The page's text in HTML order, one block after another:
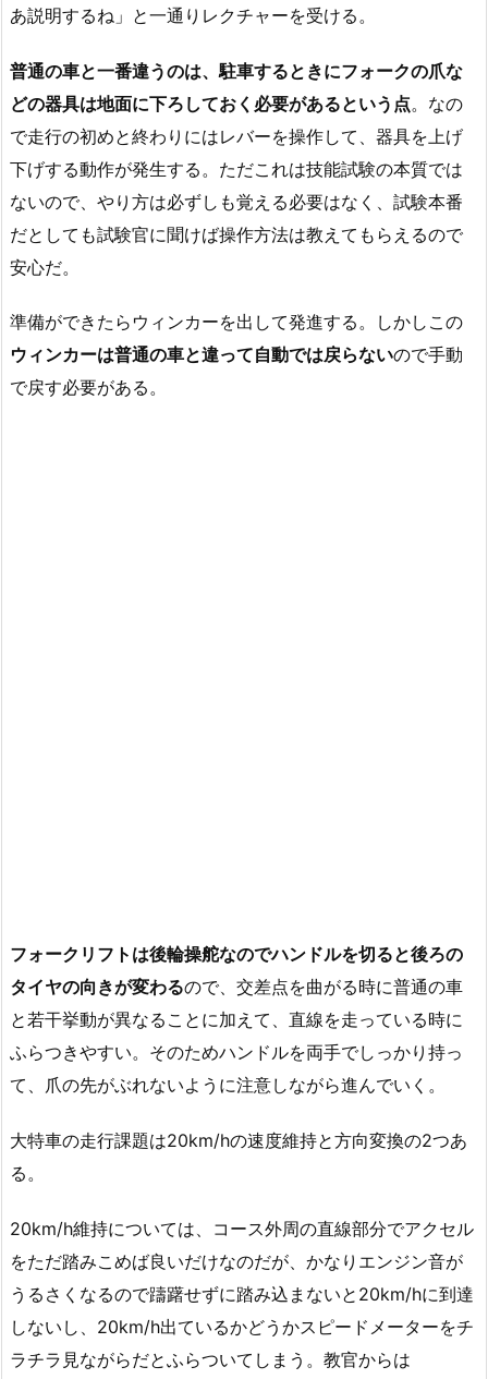
あ説明するね」と一通りレクチャーを受ける。
普通の車と一番違うのは、駐車するときにフォークの爪な
どの器具は地面に下ろしておく必要があるという点。なの
で走行の初めと終わりにはレバーを操作して、器具を上げ
下げする動作が発生する。ただこれは技能試験の本質では
ないので、やり方は必ずしも覚える必要はなく、試験本番
だとしても試験官に聞けば操作方法は教えてもらえるので
安心だ。
準備ができたらウィンカーを出して発進する。しかしこの
ウィンカーは普通の車と違って自動では戻らないので手動
で戻す必要がある。
フォークリフトは後輪操舵なのでハンドルを切ると後ろの
タイヤの向きが変わるので、交差点を曲がる時に普通の車
と若干挙動が異なることに加えて、直線を走っている時に
ふらつきやすい。そのためハンドルを両手でしっかり持っ
て、爪の先がぶれないように注意しながら進んでいく。
大特車の走行課題は20km/hの速度維持と方向変換の2つあ
る。
20km/h維持については、コース外周の直線部分でアクセル
をただ踏みこめば良いだけなのだが、かなりエンジン音が
うるさくなるので躊躇せずに踏み込まないと20km/hに到達
しないし、20km/h出ているかどうかスピードメーターをチ
ラチラ見ながらだとふらついてしまう。教官からは